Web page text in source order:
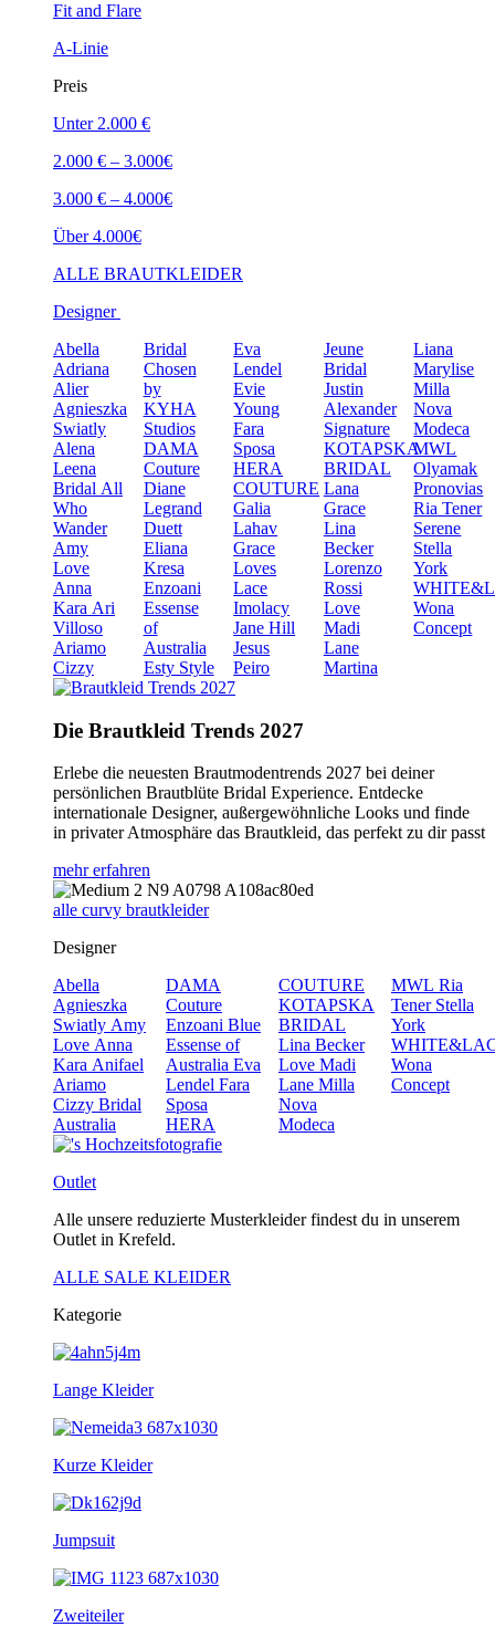
Fit and Flare
A-Linie
Preis
Unter 2.000 €
2.000 € – 3.000€
3.000 € – 4.000€
Über 4.000€
ALLE BRAUTKLEIDER
Designer
Abella
Adriana
Alier
Agnieszka
Swiatly
Alena
Leena
Bridal All
Who
Wander
Amy
Love
Anna
Kara Ari
Villoso
Ariamo
Cizzy
Bridal
Chosen
by
KYHA
Studios
DAMA
Couture
Diane
Legrand
Duett
Eliana
Kresa
Enzoani
Essense
of
Australia
Esty Style
Eva
Lendel
Evie
Young
Fara
Sposa
HERA
COUTURE
Galia
Lahav
Grace
Loves
Lace
Imolacy
Jane Hill
Jesus
Peiro
Jeune
Bridal
Justin
Alexander
Signature
KOTAPSKA
BRIDAL
Lana
Grace
Lina
Becker
Lorenzo
Rossi
Love
Madi
Lane
Martina
Liana
Marylise
Milla
Nova
Modeca
MWL
Olyamak
Pronovias
Ria Tener
Serene
Stella
York
Wona
Concept
Die Brautkleid Trends 2027
Erlebe die neuesten Brautmodentrends 2027 bei deiner
persönlichen Brautblüte Bridal Experience. Entdecke
internationale Designer, außergewöhnliche Looks und finde
in privater Atmosphäre das Brautkleid, das perfekt zu dir passt
mehr erfahren
alle curvy brautkleider
Designer
Abella
Agnieszka
Swiatly Amy
Love Anna
Kara Anifael
Ariamo
Cizzy Bridal
Australia
DAMA
Couture
Enzoani Blue
Essense of
Australia Eva
Lendel Fara
Sposa
HERA
COUTURE
KOTAPSKA
BRIDAL
Lina Becker
Love Madi
Lane Milla
Nova
Modeca
MWL Ria
Tener Stella
York
Wona
Concept
Outlet
Alle unsere reduzierte Musterkleider findest du in unserem
Outlet in Krefeld.
ALLE SALE KLEIDER
Kategorie
Lange Kleider
Kurze Kleider
Jumpsuit
Zweiteiler